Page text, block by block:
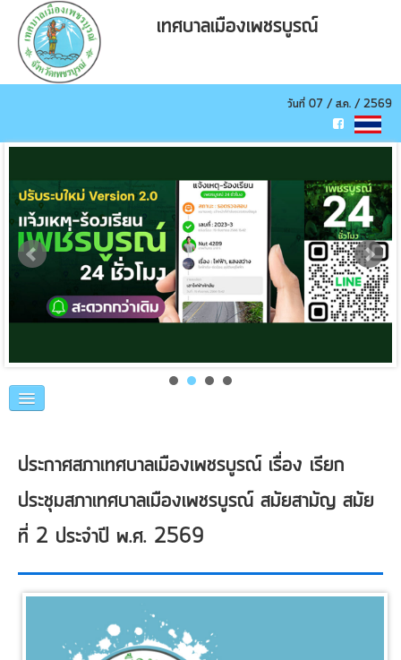
เทศบาลเมืองเพชรบูรณ์
วันที่ 07 / ส.ค. / 2569
แนะนำเทศบาล
คณะผู้บริหาร
ข่าวประชาสัมพันธ์
หน่วยงานภายใน
ประกาศสภาเทศบาลเมืองเพชรบูรณ์ เรื่อง เรียก
ประชุมสภาเทศบาลเมืองเพชรบูรณ์ สมัยสามัญ สมัย
ที่ 2 ประจำปี พ.ศ. 2569